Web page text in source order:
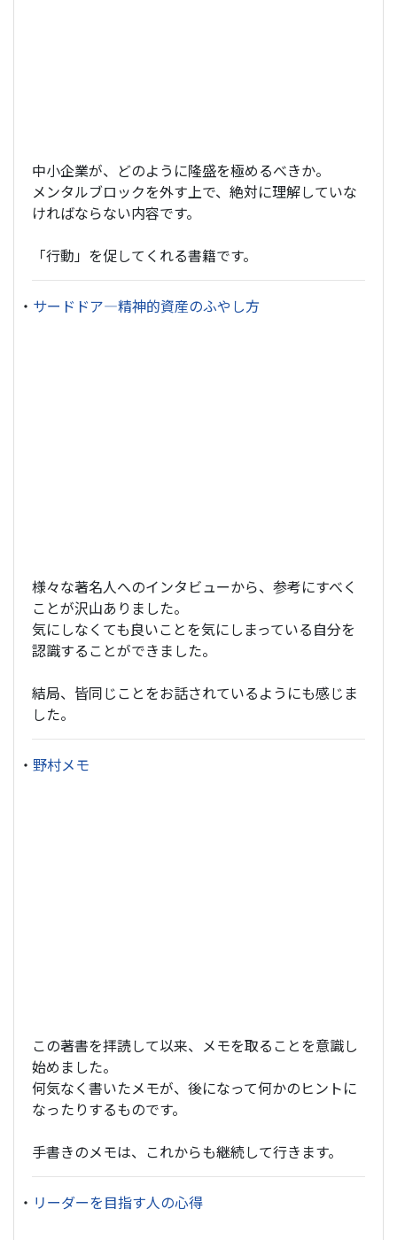
中小企業が、どのように隆盛を極めるべきか。
メンタルブロックを外す上で、絶対に理解していな
ければならない内容です。
「行動」を促してくれる書籍です。
・ サードドア―精神的資産のふやし方
様々な著名人へのインタビューから、参考にすべく
ことが沢山ありました。
気にしなくても良いことを気にしまっている自分を
認識することができました。
結局、皆同じことをお話されているようにも感じま
した。
・ 野村メモ
この著書を拝読して以来、メモを取ることを意識し
始めました。
何気なく書いたメモが、後になって何かのヒントに
なったりするものです。
手書きのメモは、これからも継続して行きます。
・ リーダーを目指す人の心得